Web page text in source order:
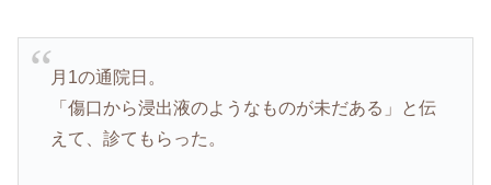
月1の通院日。
「傷口から浸出液のようなものが未だある」と伝
えて、診てもらった。